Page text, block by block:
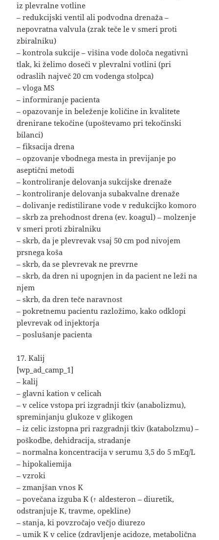
iz plevralne votline
– redukcijski ventil ali podvodna drenaža –
nepovratna valvula (zrak teče le v smeri proti
zbiralniku)
– kontrola sukcije – višina vode določa negativni
tlak, ki želimo doseči v plevralni votlini (pri
odraslih največ 20 cm vodenga stolpca)
– vloga MS
– informiranje pacienta
– opazovanje in beleženje količine in kvalitete
drenirane tekočine (upoštevamo pri tekočinski
bilanci)
– fiksacija drena
– opzovanje vbodnega mesta in previjanje po
aseptični metodi
– kontroliranje delovanja sukcijske drenaže
– kontroliranje delovanja subakvalne drenaže
– dolivanje redistilirane vode v redukcijko komoro
– skrb za prehodnost drena (ev. koagul) – molzenje
v smeri proti zbiralniku
– skrb, da je plevrevak vsaj 50 cm pod nivojem
prsnega koša
– skrb, da se plevrevak ne prevrne
– skrb, da dren ni upognjen in da pacient ne leži na
njem
– skrb, da dren teče naravnost
– pokretnemu pacientu razložimo, kako odklopi
plevrevak od injektorja
– poslušanje pacienta
17. Kalij
[wp_ad_camp_1]
– kalij
– glavni kation v celicah
– v celice vstopa pri izgradnji tkiv (anabolizmu),
spreminjanju glukoze v glikogen
– iz celic izstopna pri razgradnji tkiv (katabolzmu) –
poškodbe, dehidracija, stradanje
– normalna koncentracija v serumu 3,5 do 5 mEq/L
– hipokaliemija
– vzroki
– zmanjšan vnos K
– povečana izguba K (↑ aldesteron – diuretik,
odstranjuje K, travme, opekline)
– stanja, ki povzročajo večjo diurezo
– umik K v celice (zdravljenje acidoze, metabolična